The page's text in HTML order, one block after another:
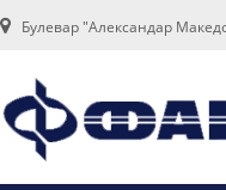
Булевар "Александар